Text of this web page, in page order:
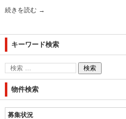
続きを読む →
キーワード検索
物件検索
募集状況